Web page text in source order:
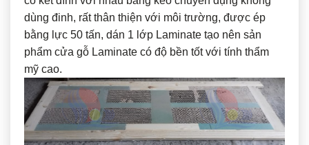
dùng đinh, rất thân thiện với môi trường, được ép
bằng lực 50 tấn, dán 1 lớp Laminate tạo nên sản
phẩm cửa gỗ Laminate có độ bền tốt với tính thẩm
mỹ cao.